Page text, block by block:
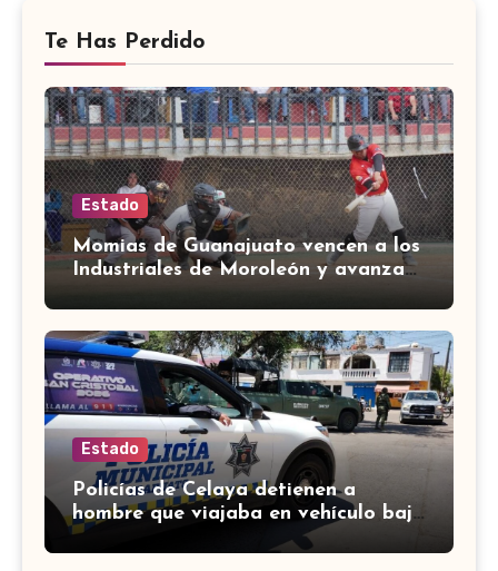
Te Has Perdido
Estado
Momias de Guanajuato vencen a los
Industriales de Moroleón y avanzan
a la final estatal de béisbol
Estado
Policías de Celaya detienen a
hombre que viajaba en vehículo bajo
investigación